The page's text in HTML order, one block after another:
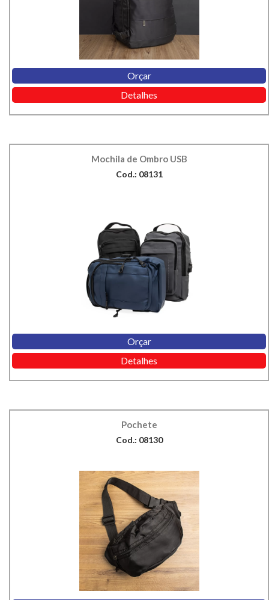
Orçar
Detalhes
Mochila de Ombro USB
Cod.: 08131
Orçar
Detalhes
Pochete
Cod.: 08130